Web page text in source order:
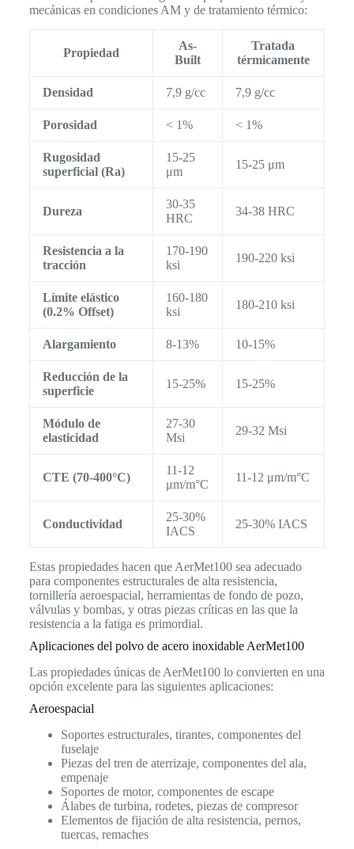
mecánicas en condiciones AM y de tratamiento térmico:
Propiedad
As-
Built
Tratada
térmicamente
Densidad 7,9 g/cc 7,9 g/cc
Porosidad < 1% < 1%
Rugosidad
superficial (Ra)
15-25
μm
15-25 μm
Dureza
30-35
HRC
34-38 HRC
Resistencia a la
tracción
170-190
ksi
190-220 ksi
Límite elástico
(0.2% Offset)
160-180
ksi
180-210 ksi
Alargamiento 8-13% 10-15%
Reducción de la
superficie
15-25% 15-25%
Módulo de
elasticidad
27-30
Msi
29-32 Msi
CTE (70-400°C)
11-12
μm/m°C
11-12 μm/m°C
Conductividad
25-30%
IACS
25-30% IACS
Estas propiedades hacen que AerMet100 sea adecuado
para componentes estructurales de alta resistencia,
tornillería aeroespacial, herramientas de fondo de pozo,
válvulas y bombas, y otras piezas críticas en las que la
resistencia a la fatiga es primordial.
Aplicaciones del polvo de acero inoxidable AerMet100
Las propiedades únicas de AerMet100 lo convierten en una
opción excelente para las siguientes aplicaciones:
Aeroespacial
Soportes estructurales, tirantes, componentes del
fuselaje
Piezas del tren de aterrizaje, componentes del ala,
empenaje
Soportes de motor, componentes de escape
Álabes de turbina, rodetes, piezas de compresor
Elementos de fijación de alta resistencia, pernos,
tuercas, remaches